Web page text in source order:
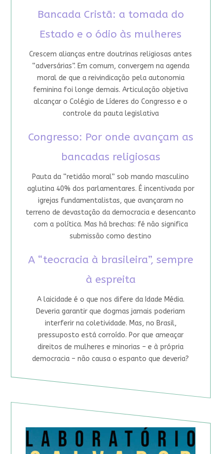
Bancada Cristã: a tomada do
Estado e o ódio às mulheres
Crescem alianças entre doutrinas religiosas antes
“adversárias”. Em comum, convergem na agenda
moral de que a reivindicação pela autonomia
feminina foi longe demais. Articulação objetiva
alcançar o Colégio de Líderes do Congresso e o
controle da pauta legislativa
Congresso: Por onde avançam as
bancadas religiosas
Pauta da “retidão moral” sob mando masculino
aglutina 40% dos parlamentares. É incentivada por
igrejas fundamentalistas, que avançaram no
terreno de devastação da democracia e desencanto
com a política. Mas há brechas: fé não significa
submissão como destino
A “teocracia à brasileira”, sempre
à espreita
A laicidade é o que nos difere da Idade Média.
Deveria garantir que dogmas jamais poderiam
interferir na coletividade. Mas, no Brasil,
pressuposto está corroído. Por que ameaçar
direitos de mulheres e minorias – e à própria
democracia – não causa o espanto que deveria?